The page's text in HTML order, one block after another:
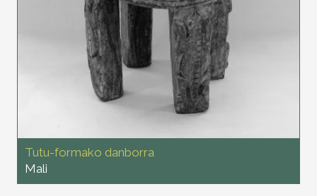
Tutu-formako danborra
Mali